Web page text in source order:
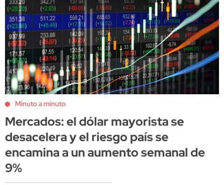
Minuto a minuto
Mercados: el dólar mayorista se
desacelera y el riesgo país se
encamina a un aumento semanal de
9%